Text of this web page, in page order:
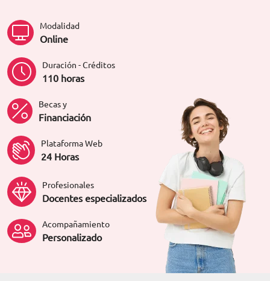
Modalidad
Online
Duración - Créditos
110 horas
Becas y
Financiación
Plataforma Web
24 Horas
Profesionales
Docentes especializados
Acompañamiento
Personalizado